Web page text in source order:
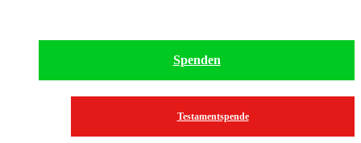
Spenden
Testamentspende